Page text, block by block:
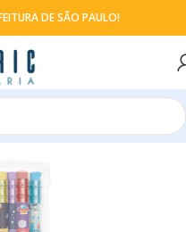
DE SÃO PAULO!